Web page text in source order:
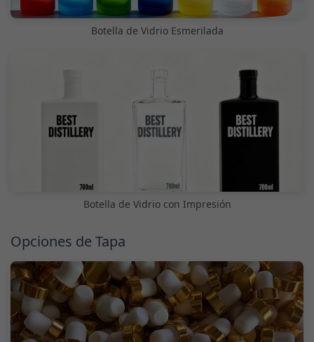
Botella de Vidrio Esmerilada
Botella de Vidrio con Impresión
Opciones de Tapa